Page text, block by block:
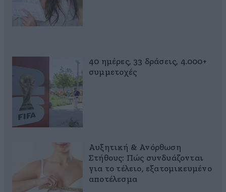
40 ημέρες, 33 δράσεις, 4.000+
συμμετοχές
Αυξητική & Ανόρθωση
Στήθους: Πώς συνδυάζονται
για το τέλειο, εξατομικευμένο
αποτέλεσμα